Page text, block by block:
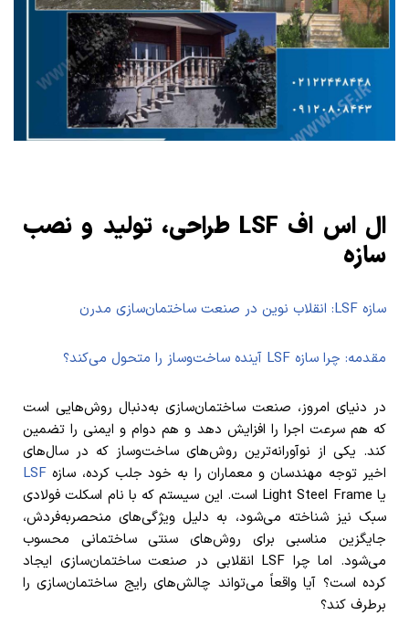
ال اس اف LSF طراحی، تولید و نصب
سازه
سازه LSF: انقلاب نوین در صنعت ساختمان‌سازی مدرن
مقدمه: چرا سازه LSF آینده ساخت‌وساز را متحول می‌کند؟
در دنیای امروز، صنعت ساختمان‌سازی به‌دنبال روش‌هایی است
که هم سرعت اجرا را افزایش دهد و هم دوام و ایمنی را تضمین
کند. یکی از نوآورانه‌ترین روش‌های ساخت‌وساز که در سال‌های
اخیر توجه مهندسان و معماران را به خود جلب کرده، سازه LSF
یا Light Steel Frame است. این سیستم که با نام اسکلت فولادی
سبک نیز شناخته می‌شود، به دلیل ویژگی‌های منحصر‌به‌فردش،
جایگزین مناسبی برای روش‌های سنتی ساختمانی محسوب
می‌شود. اما چرا LSF انقلابی در صنعت ساختمان‌سازی ایجاد
کرده است؟ آیا واقعاً می‌تواند چالش‌های رایج ساختمان‌سازی را
برطرف کند؟